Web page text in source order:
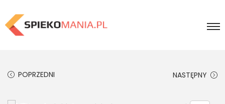
POPRZEDNI NASTĘPNY